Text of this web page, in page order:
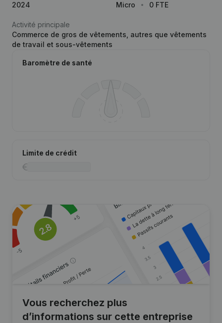
2024
Micro
0 FTE
Activité principale
Commerce de gros de vêtements, autres que vêtements
de travail et sous-vêtements
Baromètre de santé
Limite de crédit
Vous recherchez plus
d’informations sur cette entreprise